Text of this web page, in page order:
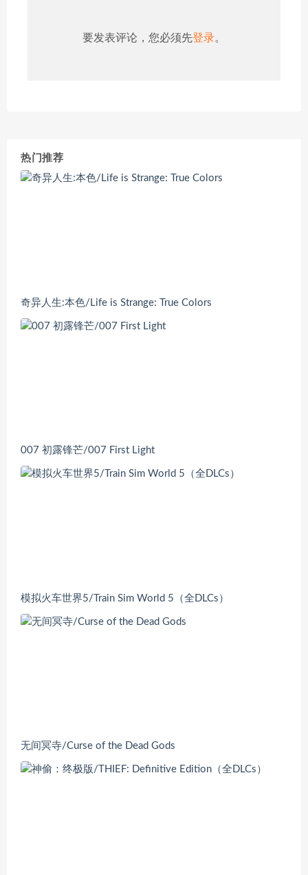
要发表评论，您必须先登录。
热门推荐
奇异人生:本色/Life is Strange: True Colors
007 初露锋芒/007 First Light
模拟火车世界5/Train Sim World 5（全DLCs）
无间冥寺/Curse of the Dead Gods